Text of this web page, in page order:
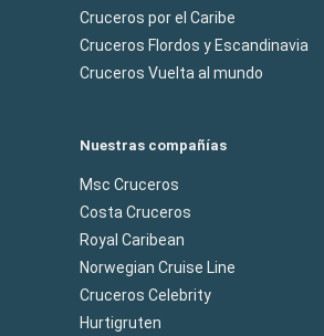
Cruceros por el Caribe
Cruceros Flordos y Escandinavia
Cruceros Vuelta al mundo
Nuestras compañías
Msc Cruceros
Costa Cruceros
Royal Caribean
Norwegian Cruise Line
Cruceros Celebrity
Hurtigruten